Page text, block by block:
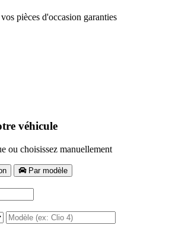
pièces d'occasion garanties
véhicule
ou choisissez manuellement
Par modèle